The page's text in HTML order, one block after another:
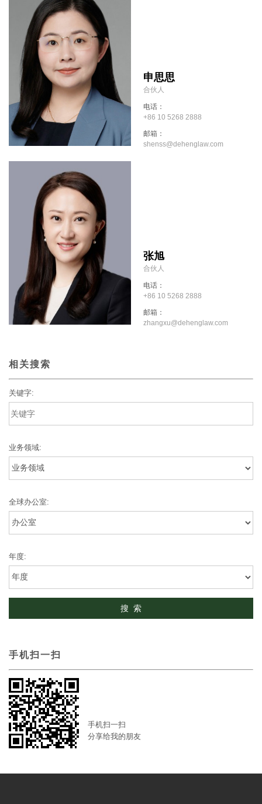
申思思
合伙人
电话：
+86 10 5268 2888
邮箱：
shenss@dehenglaw.com
张旭
合伙人
电话：
+86 10 5268 2888
邮箱：
zhangxu@dehenglaw.com
相关搜索
关键字:
业务领域:
全球办公室:
年度:
手机扫一扫
手机扫一扫
分享给我的朋友